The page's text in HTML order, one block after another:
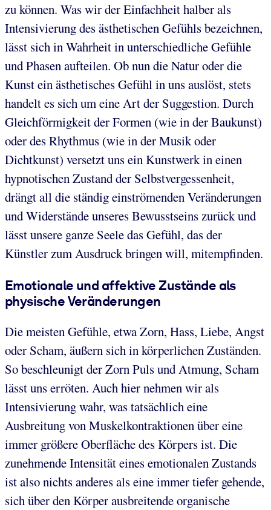
zu können. Was wir der Einfachheit halber als
Intensivierung des ästhetischen Gefühls bezeichnen,
lässt sich in Wahrheit in unterschiedliche Gefühle
und Phasen aufteilen. Ob nun die Natur oder die
Kunst ein ästhetisches Gefühl in uns auslöst, stets
handelt es sich um eine Art der Suggestion. Durch
Gleichförmigkeit der Formen (wie in der Baukunst)
oder des Rhythmus (wie in der Musik oder
Dichtkunst) versetzt uns ein Kunstwerk in einen
hypnotischen Zustand der Selbstvergessenheit,
drängt all die ständig einströmenden Veränderungen
und Widerstände unseres Bewusstseins zurück und
lässt unsere ganze Seele das Gefühl, das der
Künstler zum Ausdruck bringen will, mitempfinden.
Emotionale und affektive Zustände als
physische Veränderungen
Die meisten Gefühle, etwa Zorn, Hass, Liebe, Angst
oder Scham, äußern sich in körperlichen Zuständen.
So beschleunigt der Zorn Puls und Atmung, Scham
lässt uns erröten. Auch hier nehmen wir als
Intensivierung wahr, was tatsächlich eine
Ausbreitung von Muskelkontraktionen über eine
immer größere Oberfläche des Körpers ist. Die
zunehmende Intensität eines emotionalen Zustands
ist also nichts anderes als eine immer tiefer gehende,
sich über den Körper ausbreitende organische